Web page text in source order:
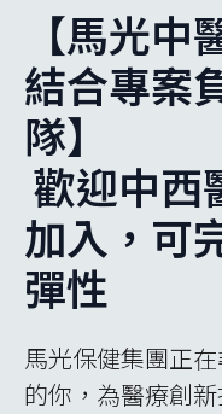
【馬光
結合專案
隊】
歡迎中西
加入，可
彈性
馬光保健集團正
的你，為醫療創新